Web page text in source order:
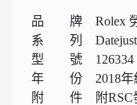
品 牌 Rolex
系 列 Datejust
型 號 126334
年 份 2018年
附 件 附RSC發